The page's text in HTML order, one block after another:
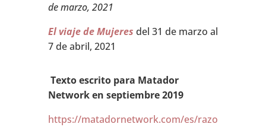
de marzo, 2021
El viaje de Mujeres del 31 de marzo al
7 de abril, 2021
Texto escrito para Matador
Network en septiembre 2019
https://matadornetwork.com/es/razo